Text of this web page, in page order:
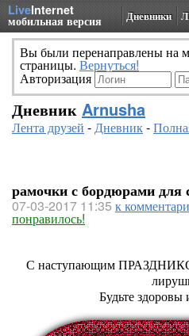
LiveInternet
мобильная версия Дневники
Вы были перенаправлены на
страницы. Вернуться!
Авторизация
Дневник Arnusha
Лента друзей -Дневник-
рамочки с бордюрами для
07-03-2017 11:35 к
понравилось!
С наступающим
Будьте здоровы